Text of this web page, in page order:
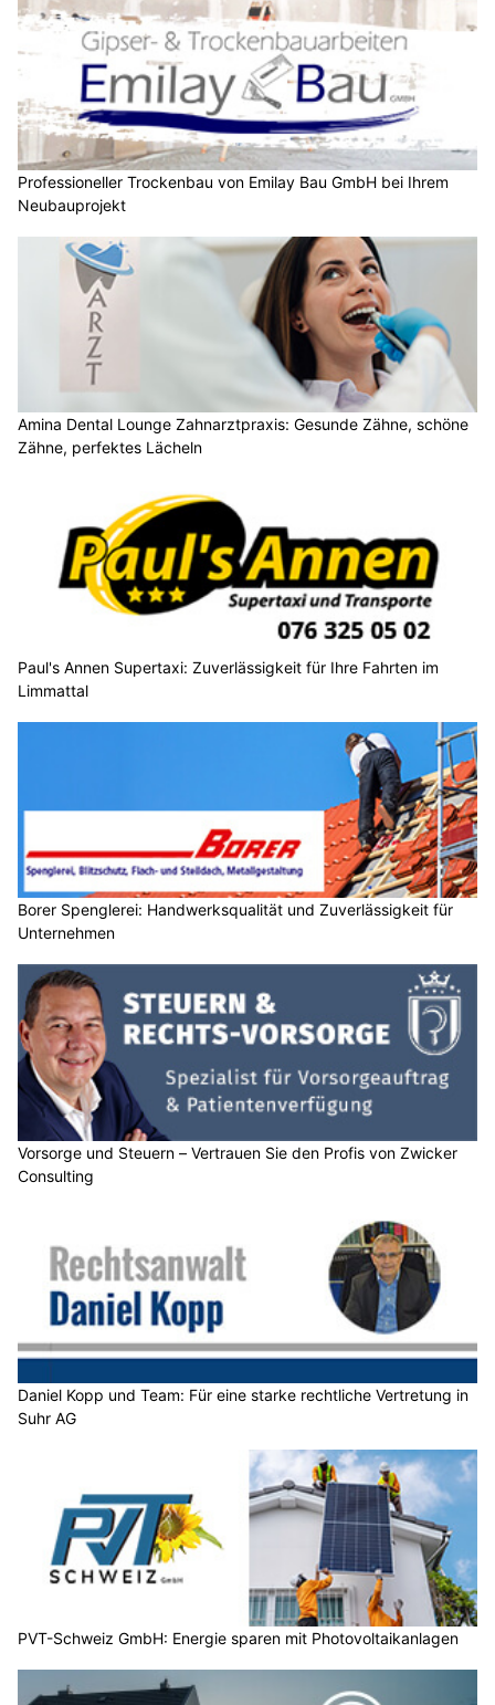
Professioneller Trockenbau von Emilay Bau GmbH bei Ihrem
Neubauprojekt
Amina Dental Lounge Zahnarztpraxis: Gesunde Zähne, schöne
Zähne, perfektes Lächeln
Paul's Annen Supertaxi: Zuverlässigkeit für Ihre Fahrten im
Limmattal
Borer Spenglerei: Handwerksqualität und Zuverlässigkeit für
Unternehmen
Vorsorge und Steuern – Vertrauen Sie den Profis von Zwicker
Consulting
Daniel Kopp und Team: Für eine starke rechtliche Vertretung in
Suhr AG
PVT-Schweiz GmbH: Energie sparen mit Photovoltaikanlagen